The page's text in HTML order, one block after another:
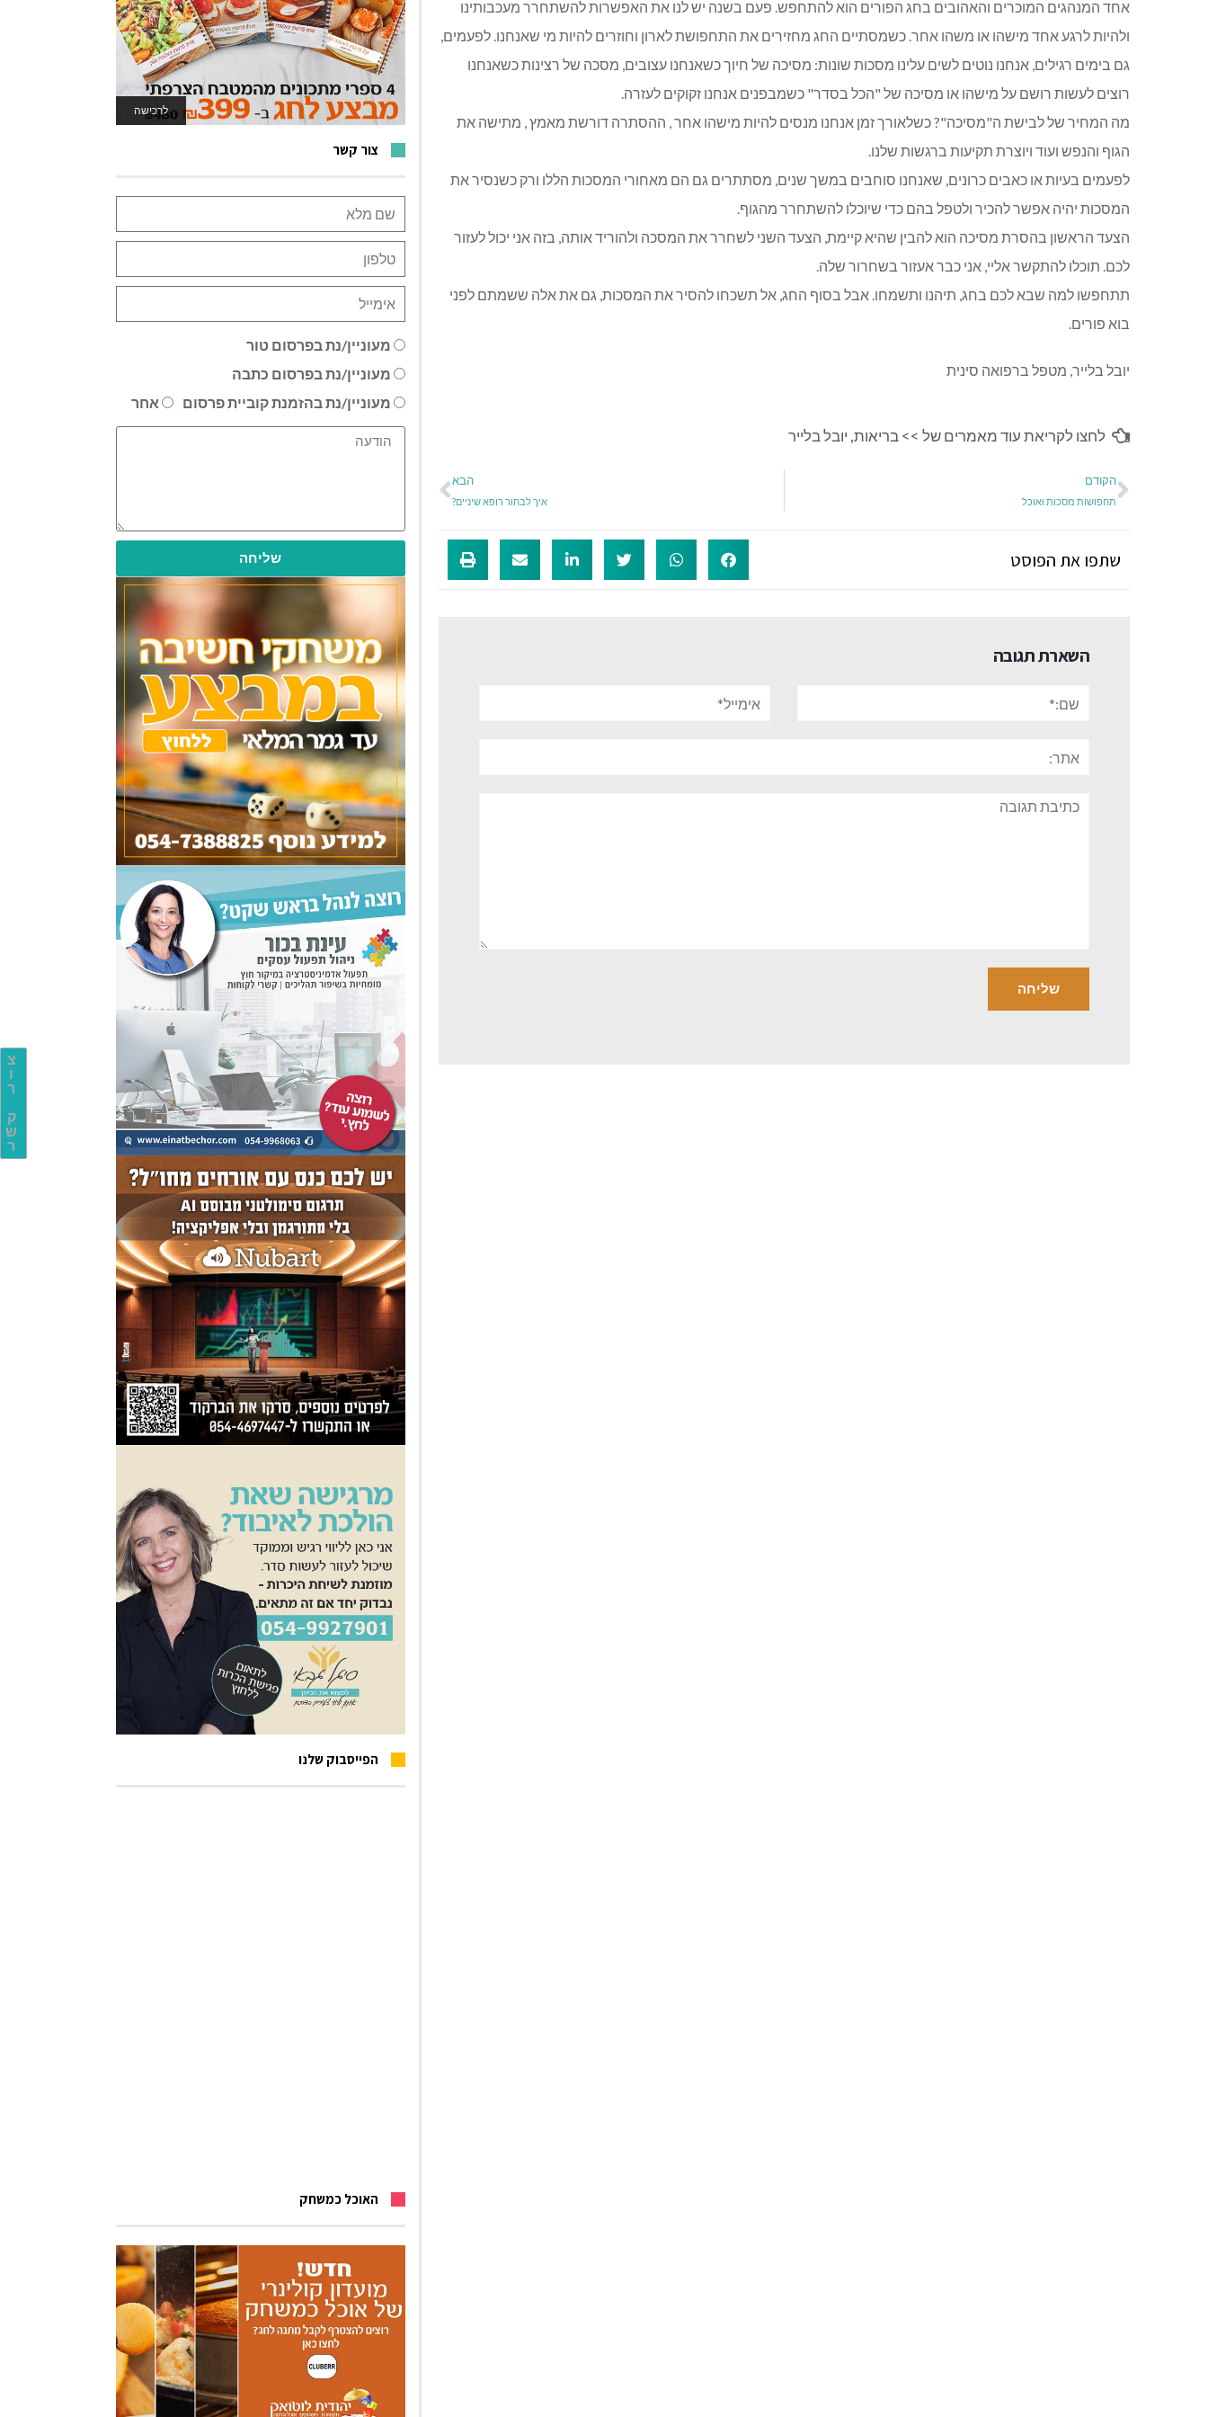
צ
ו
ר
ק
ש
ר
אחד המנהגים המוכרים והאהובים בחג הפורים הוא להתחפש. פעם בשנה יש לנו את האפשרות להשתחרר מעכבותינו
ולהיות לרגע אחד מישהו או משהו אחר. כשמסתיים החג מחזירים את התחפושת לארון וחוזרים להיות מי שאנחנו. לפעמים,
גם בימים רגילים, אנחנו נוטים לשים עלינו מסכות שונות: מסיכה של חיוך כשאנחנו עצובים, מסכה של רצינות כשאנחנו
רוצים לעשות רושם על מישהו או מסיכה של "הכל בסדר" כשמבפנים אנחנו זקוקים לעזרה.
מה המחיר של לבישת ה"מסיכה"? כשלאורך זמן אנחנו מנסים להיות מישהו אחר , ההסתרה דורשת מאמץ , מתישה את
הגוף והנפש ועוד ויוצרת תקיעות ברגשות שלנו.
לפעמים בעיות או כאבים כרונים, שאנחנו סוחבים במשך שנים, מסתתרים גם הם מאחורי המסכות הללו ורק כשנסיר את
המסכות יהיה אפשר להכיר ולטפל בהם כדי שיוכלו להשתחרר מהגוף.
הצעד הראשון בהסרת מסיכה הוא להבין שהיא קיימת, הצעד השני לשחרר את המסכה ולהוריד אותה, בזה אני יכול לעזור
לכם. תוכלו להתקשר אליי, אני כבר אעזור בשחרור שלה.
תתחפשו למה שבא לכם בחג, תיהנו ותשמחו. אבל בסוף החג, אל תשכחו להסיר את המסכות, גם את אלה ששמתם לפני
בוא פורים.
יובל בלייר, מטפל ברפואה סינית
לחצו לקריאת עוד מאמרים של >>בריאות, יובל בלייר
הקודם
תחפושות מסכות ואוכל
הבא
איך לבחור רופא שיניים?
שתפו את הפוסט
השארת תגובה
תגובה
לרכישה
לאתר המשחקים
צור קשר
מעוניין/נת בפרסום טור
מעוניין/נת בפרסום כתבה
מעוניין/נת בהזמנת קוביית פרסום
אחר
שליחה
הפייסבוק שלנו
האוכל כמשחק